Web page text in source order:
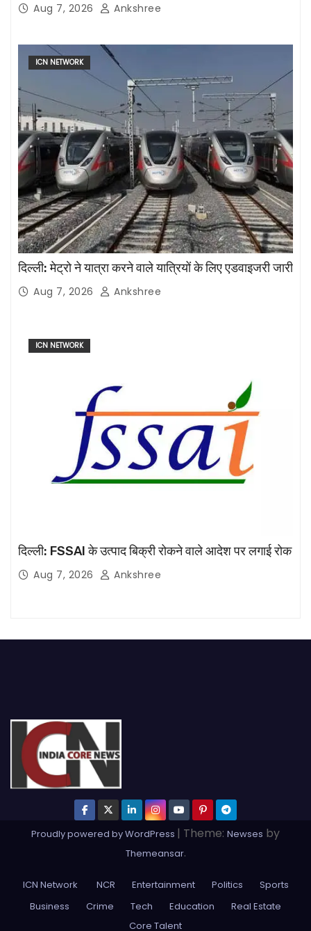
Aug 7, 2026 Ankshree
ICN NETWORK
दिल्ली: मेट्रो ने यात्रा करने वाले यात्रियों के लिए एडवाइजरी जारी
Aug 7, 2026 Ankshree
ICN NETWORK
दिल्ली: FSSAI के उत्पाद बिक्री रोकने वाले आदेश पर लगाई रोक
Aug 7, 2026 Ankshree
Proudly powered by WordPress | Theme: Newses by
Themeansar.
ICN Network NCR Entertainment Politics
Sports
Business
Crime Tech Education
Real Estate
Core Talent